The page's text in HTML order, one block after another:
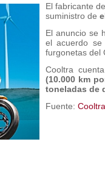
El fabricante
suministro de
El anuncio se
el acuerdo se
furgonetas del
Cooltra
(10.000 km
toneladas de
Fuente: Cooltra